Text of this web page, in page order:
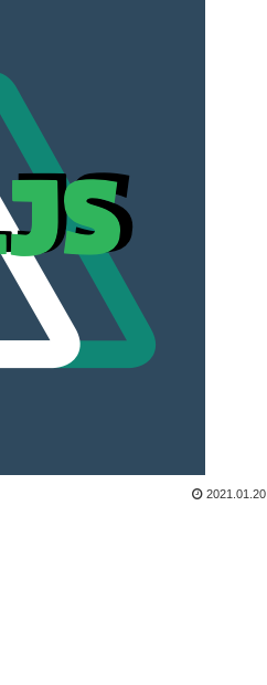
2021.01.20